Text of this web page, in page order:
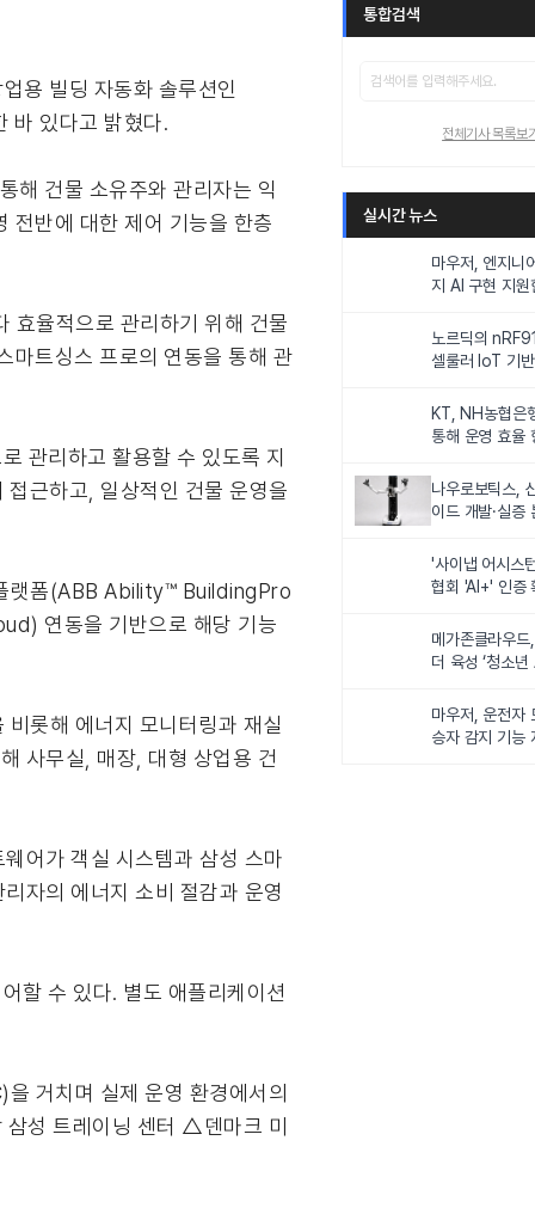
용 빌딩 자동화 솔루션인
바 있다고 밝혔다.
해 건물 소유주와 관리자는 익
전반에 대한 제어 기능을 한층
효율적으로 관리하기 위해 건물
마트싱스 프로의 연동을 통해 관
관리하고 활용할 수 있도록 지
근하고, 일상적인 건물 운영을
랫폼(ABB Ability™ BuildingPro
연동을 기반으로 해당 기능
롯해 에너지 모니터링과 재실
사무실, 매장, 대형 상업용 건
어가 객실 시스템과 삼성 스마
자의 에너지 소비 절감과 운영
할 수 있다. 별도 애플리케이션
거치며 실제 운영 환경에서의
성 트레이닝 센터 △덴마크 미
통합검색
전체기사 목록보
실시간 뉴스
마우저, 엔지니
지 AI 구현 지원
노르딕의
셀룰러 IoT 기
KT, NH농협은
통해 운영 효율
나우로보틱스,
이드 개발·실증
'사이냅 어시스
협회 'AI+' 인증
메가존클라우
더 육성 ‘청소
마우저, 운전자
승자 감지 기능